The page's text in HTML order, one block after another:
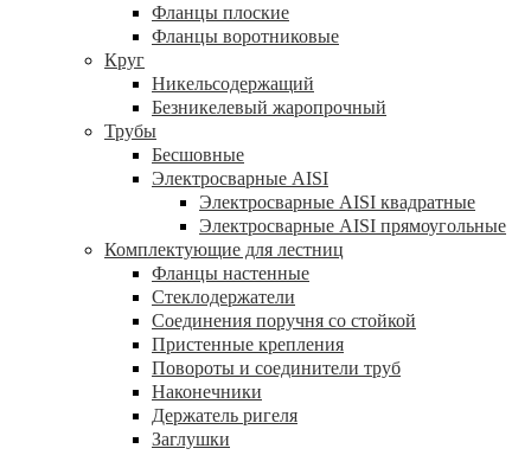
Фланцы плоские
Фланцы воротниковые
Круг
Никельсодержащий
Безникелевый жаропрочный
Трубы
Бесшовные
Электросварные AISI
Электросварные AISI квадратные
Электросварные AISI прямоугольные
Комплектующие для лестниц
Фланцы настенные
Стеклодержатели
Соединения поручня со стойкой
Пристенные крепления
Повороты и соединители труб
Наконечники
Держатель ригеля
Заглушки